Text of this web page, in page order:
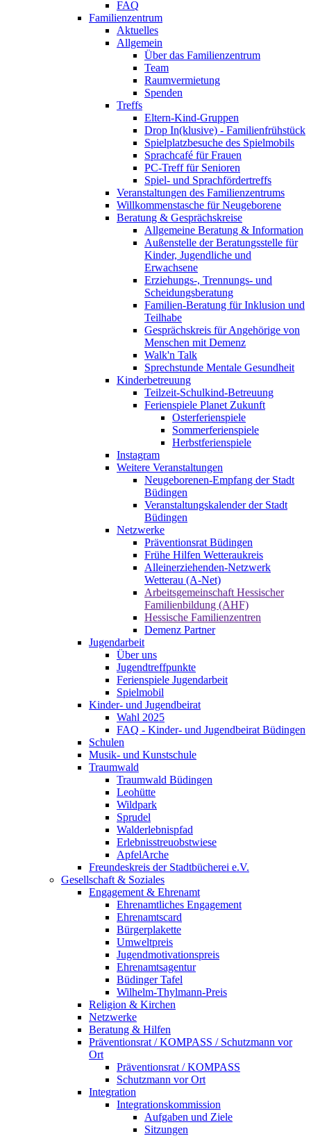
FAQ
Familienzentrum
Aktuelles
Allgemein
Über das Familienzentrum
Team
Raumvermietung
Spenden
Treffs
Eltern-Kind-Gruppen
Drop In(klusive) - Familienfrühstück
Spielplatzbesuche des Spielmobils
Sprachcafé für Frauen
PC-Treff für Senioren
Spiel- und Sprachfördertreffs
Veranstaltungen des Familienzentrums
Willkommenstasche für Neugeborene
Beratung & Gesprächskreise
Allgemeine Beratung & Information
Außenstelle der Beratungsstelle für
Kinder, Jugendliche und
Erwachsene
Erziehungs-, Trennungs- und
Scheidungsberatung
Familien-Beratung für Inklusion und
Teilhabe
Gesprächskreis für Angehörige von
Menschen mit Demenz
Walk'n Talk
Sprechstunde Mentale Gesundheit
Kinderbetreuung
Teilzeit-Schulkind-Betreuung
Ferienspiele Planet Zukunft
Osterferienspiele
Sommerferienspiele
Herbstferienspiele
Instagram
Weitere Veranstaltungen
Neugeborenen-Empfang der Stadt
Büdingen
Veranstaltungskalender der Stadt
Büdingen
Netzwerke
Präventionsrat Büdingen
Frühe Hilfen Wetteraukreis
Alleinerziehenden-Netzwerk
Wetterau (A-Net)
Arbeitsgemeinschaft Hessischer
Familienbildung (AHF)
Hessische Familienzentren
Demenz Partner
Jugendarbeit
Über uns
Jugendtreffpunkte
Ferienspiele Jugendarbeit
Spielmobil
Kinder- und Jugendbeirat
Wahl 2025
FAQ - Kinder- und Jugendbeirat Büdingen
Schulen
Musik- und Kunstschule
Traumwald
Traumwald Büdingen
Leohütte
Wildpark
Sprudel
Walderlebnispfad
Erlebnisstreuobstwiese
ApfelArche
Freundeskreis der Stadtbücherei e.V.
Gesellschaft & Soziales
Engagement & Ehrenamt
Ehrenamtliches Engagement
Ehrenamtscard
Bürgerplakette
Umweltpreis
Jugendmotivationspreis
Ehrenamtsagentur
Büdinger Tafel
Wilhelm-Thylmann-Preis
Religion & Kirchen
Netzwerke
Beratung & Hilfen
Präventionsrat / KOMPASS / Schutzmann vor
Ort
Präventionsrat / KOMPASS
Schutzmann vor Ort
Integration
Integrationskommission
Aufgaben und Ziele
Sitzungen